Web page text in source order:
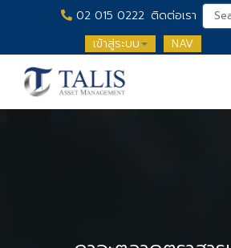
02 015 0222 ติดต่อเรา
เข้าสู่ระบบ
NAV